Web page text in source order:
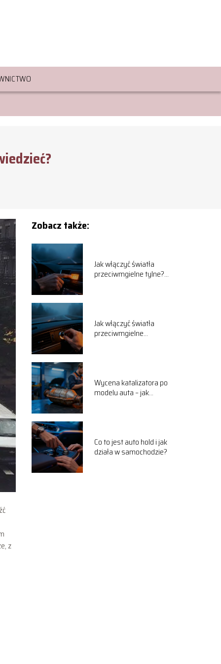
z
Zobacz także:
Jak włączyć światła
przeciwmgielne tylne?
Jak włączyć światła
przeciwmgielne
Wycena katalizatora po
modelu auta – jak
Co to jest auto hold i jak
działa w samochodzie?